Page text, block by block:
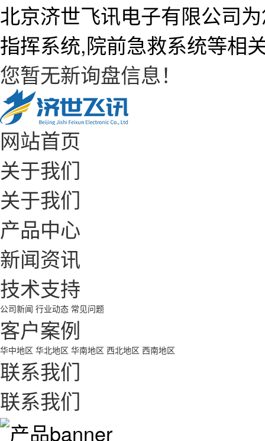
北京济世飞讯电子有限公司
指挥系统,院前急救系统等相
您暂无新询盘信息！
网站首页
关于我们
关于我们
产品中心
新闻资讯
技术支持
公司新闻 行业动态 常见问题
客户案例
华中地区 华北地区 华南地区 西北地区 西南地区
联系我们
联系我们